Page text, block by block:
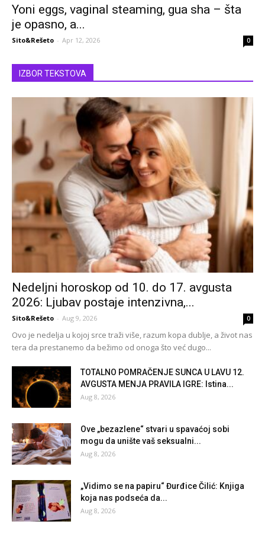
Yoni eggs, vaginal steaming, gua sha – šta
je opasno, a...
Sito&Rešeto - Apr 12, 2026 0
IZBOR TEKSTOVA
Nedeljni horoskop od 10. do 17. avgusta
2026: Ljubav postaje intenzivna,...
Sito&Rešeto - Aug 9, 2026 0
Ovo je nedelja u kojoj srce traži više, razum kopa dublje, a život nas
tera da prestanemo da bežimo od onoga što već dugo...
TOTALNO POMRAČENJE SUNCA U LAVU 12.
AVGUSTA MENJA PRAVILA IGRE: Istina...
Aug 8, 2026
Ove „bezazlene“ stvari u spavaćoj sobi
mogu da unište vaš seksualni...
Aug 8, 2026
„Vidimo se na papiru“ Đurđice Čilić: Knjiga
koja nas podseća da...
Aug 8, 2026